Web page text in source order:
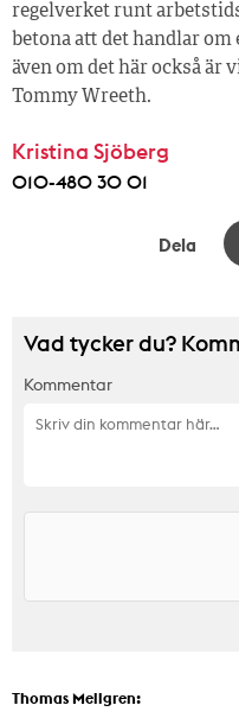
regelverket runt
betona att det handlar
även om det här också är
Tommy Wreeth.
Kristina Sjöberg
010-480 30 01
Dela
Vad tycker du?
Kommentar
Thomas Mellgren: